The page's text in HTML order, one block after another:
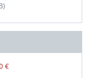
€